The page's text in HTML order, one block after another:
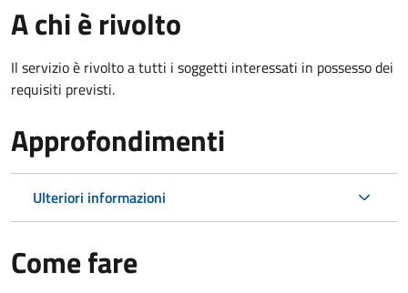
A chi è rivolto
Il servizio è rivolto a tutti i soggetti interessati in possesso dei
requisiti previsti.
Approfondimenti
Ulteriori informazioni
Come fare